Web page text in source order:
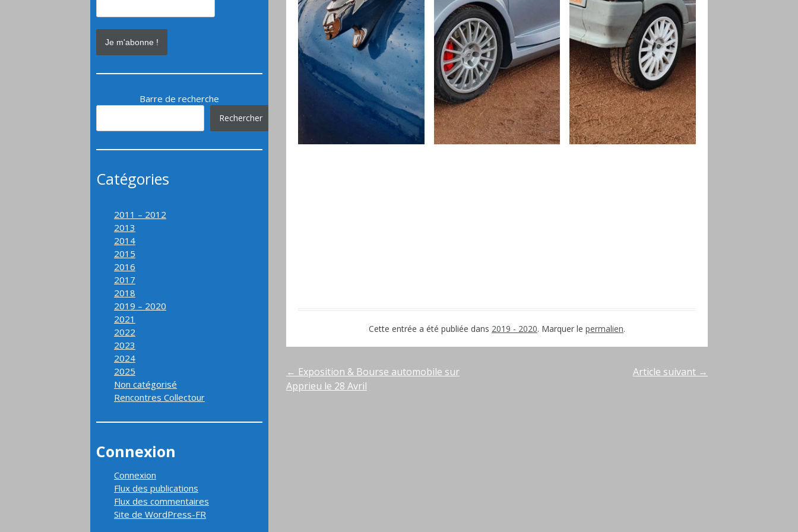
Cette entrée a été publiée dans 2019 - 2020. Marquer le permalien.
Navigation
← Exposition & Bourse automobile sur
Apprieu le 28 Avril
Article suivant →
Barre de recherche
Rechercher
Catégories
2011 – 2012
2013
2014
2015
2016
2017
2018
2019 – 2020
2021
2022
2023
2024
2025
Non catégorisé
Rencontres Collectour
Connexion
Connexion
Flux des publications
Flux des commentaires
Site de WordPress-FR